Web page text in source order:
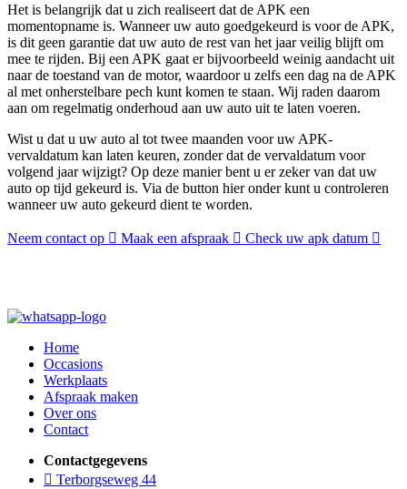
Het is belangrijk dat u zich realiseert dat de APK een
momentopname is. Wanneer uw auto goedgekeurd is voor de APK,
is dit geen garantie dat uw auto de rest van het jaar veilig blijft om
mee te rijden. Bij een APK gaat er bijvoorbeeld weinig aandacht uit
naar de toestand van de motor, waardoor u zelfs een dag na de APK
al met onherstelbare pech kunt komen te staan. Wij raden daarom
aan om regelmatig onderhoud aan uw auto uit te laten voeren.
Wist u dat u uw auto al tot twee maanden voor uw APK-
vervaldatum kan laten keuren, zonder dat de vervaldatum voor
volgend jaar wijzigt? Op deze manier bent u er zeker van dat uw
auto op tijd gekeurd is. Via de button hier onder kunt u controleren
wanneer uw auto gekeurd dient te worden.
Neem contact op Maak een afspraak Check uw apk datum
Home
Occasions
Werkplaats
Afspraak maken
Over ons
Contact
Contactgegevens
Terborgseweg 44